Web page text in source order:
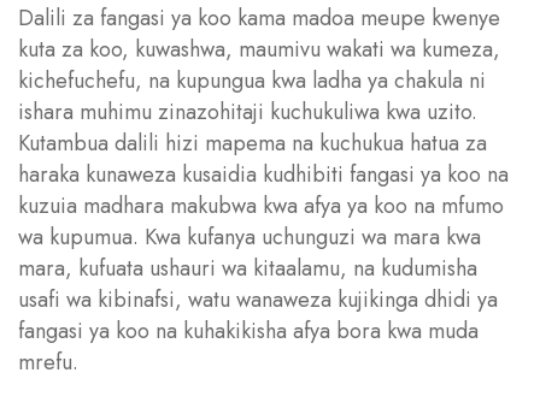
Dalili za fangasi ya koo kama madoa meupe kwenye
kuta za koo, kuwashwa, maumivu wakati wa kumeza,
kichefuchefu, na kupungua kwa ladha ya chakula ni
ishara muhimu zinazohitaji kuchukuliwa kwa uzito.
Kutambua dalili hizi mapema na kuchukua hatua za
haraka kunaweza kusaidia kudhibiti fangasi ya koo na
kuzuia madhara makubwa kwa afya ya koo na mfumo
wa kupumua. Kwa kufanya uchunguzi wa mara kwa
mara, kufuata ushauri wa kitaalamu, na kudumisha
usafi wa kibinafsi, watu wanaweza kujikinga dhidi ya
fangasi ya koo na kuhakikisha afya bora kwa muda
mrefu.